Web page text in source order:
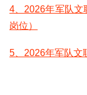
4、2026年军队文
岗位）
5、2026年军队文